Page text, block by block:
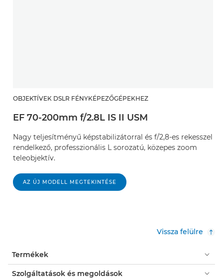
OBJEKTÍVEK DSLR FÉNYKÉPEZŐGÉPEKHEZ
EF 70-200mm f/2.8L IS II USM
Nagy teljesítményű képstabilizátorral és f/2,8-es rekesszel
rendelkező, professzionális L sorozatú, közepes zoom
teleobjektív.
AZ ÚJ MODELL MEGTEKINTÉSE
Vissza felülre
Termékek
Szolgáltatások és megoldások